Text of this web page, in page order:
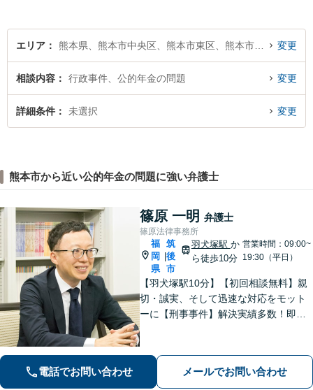
エリア 変更
相談内容 行政事件、公的年金の問題 変更
詳細条件 未選択 変更
熊本市から近い公的年金の問題に強い弁護士
篠原 一明 弁護士
篠原法律事務所
福
岡
県
|
筑
後
市
羽犬塚駅 か
ら徒歩10分
営業時間：09:00~
19:30（平日）
【羽犬塚駅10分】【初回相談無料】親
切・誠実、そして迅速な対応をモット
ーに【刑事事件】解決実績多数！即時
選択肢と法的権利を明確にし、納得の
いく決断ができるよう支援いたします
電話でお問い合わせ メールでお問い合わせ